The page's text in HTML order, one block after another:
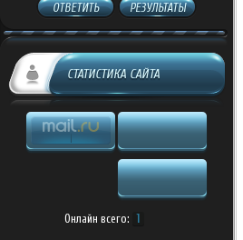
ОТВЕТИТЬ РЕЗУЛЬТАТЫ
СТАТИСТИКА САЙТА
Онлайн всего: 1